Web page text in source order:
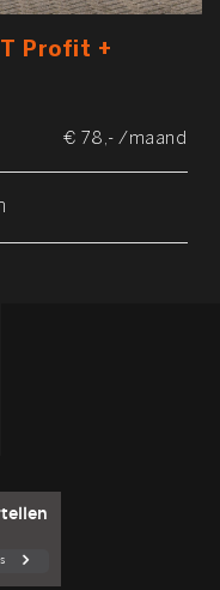
Profit +
€ 78,- /maand